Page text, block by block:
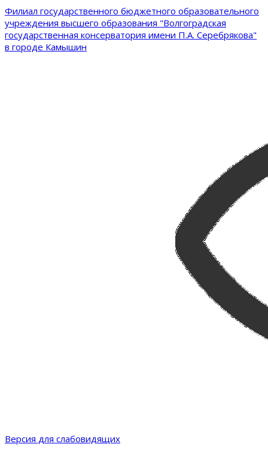
Филиал государственного бюджетного образовательного
учреждения высшего образования "Волгоградская
государственная консерватория имени П.А. Серебрякова"
в городе Камышин
Версия для слабовидящих